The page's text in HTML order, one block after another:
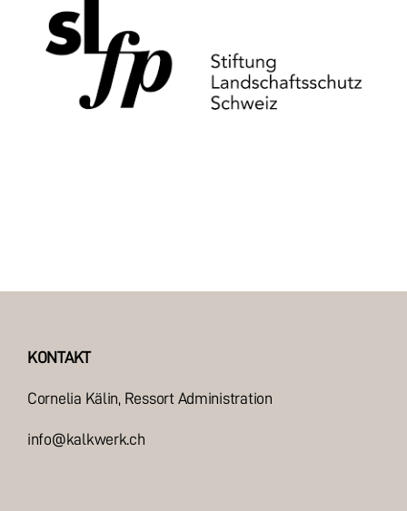
KONTAKT
Cornelia Kälin, Ressort Administration
info@kalkwerk.ch